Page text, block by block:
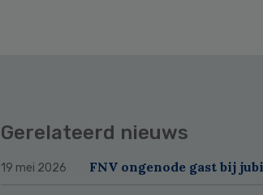
Gerelateerd nieuws
19 mei 2026 FNV ongenode gast bij